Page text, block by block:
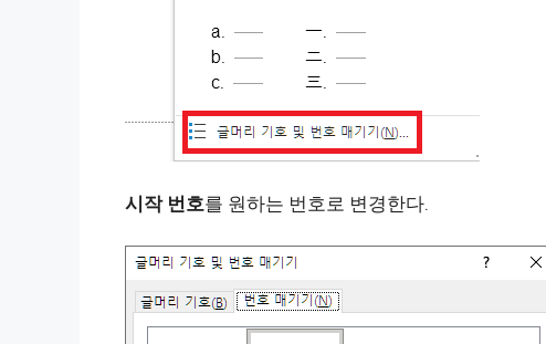
시작 번호를 원하는 번호로 변경한다.